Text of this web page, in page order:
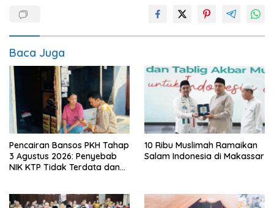
Baca Juga
Pencairan Bansos PKH Tahap
3 Agustus 2026: Penyebab
NIK KTP Tidak Terdata dan
10 Ribu Muslimah Ramaikan
Salam Indonesia di Makassar